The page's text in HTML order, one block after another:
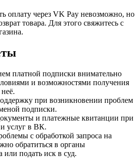
оплату через VK Pay невозможно, но
товара. Для этого свяжитесь с
платной подписки внимательно
и возможностями получения
неё.
при возникновении проблем
подписки.
и платежные квитанции при
услуг в ВК.
с обработкой запроса на
обратиться в органы
или подать иск в суд.